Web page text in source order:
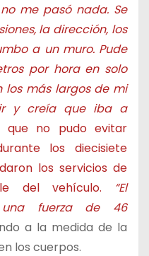
me pasó nada. Se
la dirección, los
a un muro. Pude
por hora en solo
los más largos de mi
y creía que iba a
que no pudo evitar
los diecisiete
los servicios de
del vehículo. “El
fuerza de 46
a la medida de la
los cuerpos.